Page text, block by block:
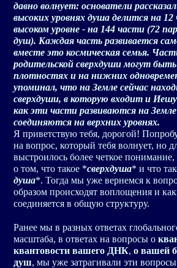
давно волнует: основатели
высоких уровнях душа делится на 12
высоком уровне - на 144 части (72
душ). Каждая часть развивается
вместе это космическая семья.
родительской сверхдуши могут
плотностях и на нижних
упоминал, что на Земле сейчас
сверхдуши, в которую входит и
как эти части развиваются на
соединяются на верхних уровнях.
Я приветствую тебя, дорогой!
на вопрос, который тебя волнует, но
выстроилось более четкое
о том, что такое *сверхдуша* и что
душа*. Тогда мы уже вернемся к
образом происходят воплощения и
соединяется в общую структуру.
Ранее мы в разных ответах
масштаба, в ответах на вопросы о
квантовости вашего ДНК, о вашей
душ, мы уже затрагивали эти